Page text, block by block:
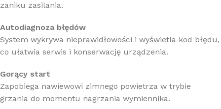
zaniku zasilania.
Autodiagnoza błędów
System wykrywa nieprawidłowości i wyświetla kod błędu,
co ułatwia serwis i konserwację urządzenia.
Gorący start
Zapobiega nawiewowi zimnego powietrza w trybie
grzania do momentu nagrzania wymiennika.